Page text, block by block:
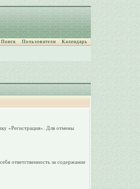
Поиск Пользователи Календарь
«Регистрация». Для отмены
ответственность за содержание